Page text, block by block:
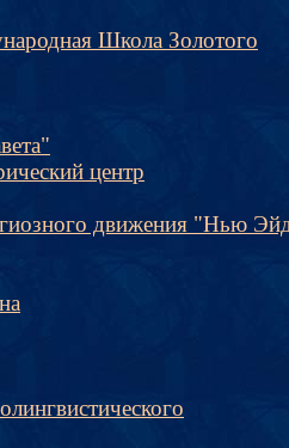
Школа Золотого
центр
движения "Нью